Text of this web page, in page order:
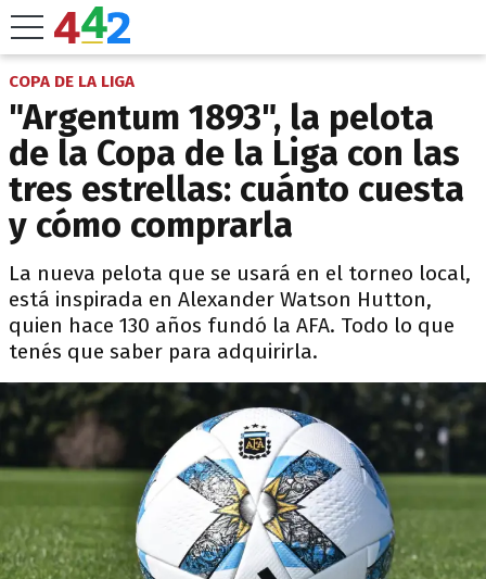
COPA DE LA LIGA
"Argentum 1893", la pelota
de la Copa de la Liga con las
tres estrellas: cuánto cuesta
y cómo comprarla
La nueva pelota que se usará en el torneo local,
está inspirada en Alexander Watson Hutton,
quien hace 130 años fundó la AFA. Todo lo que
tenés que saber para adquirirla.